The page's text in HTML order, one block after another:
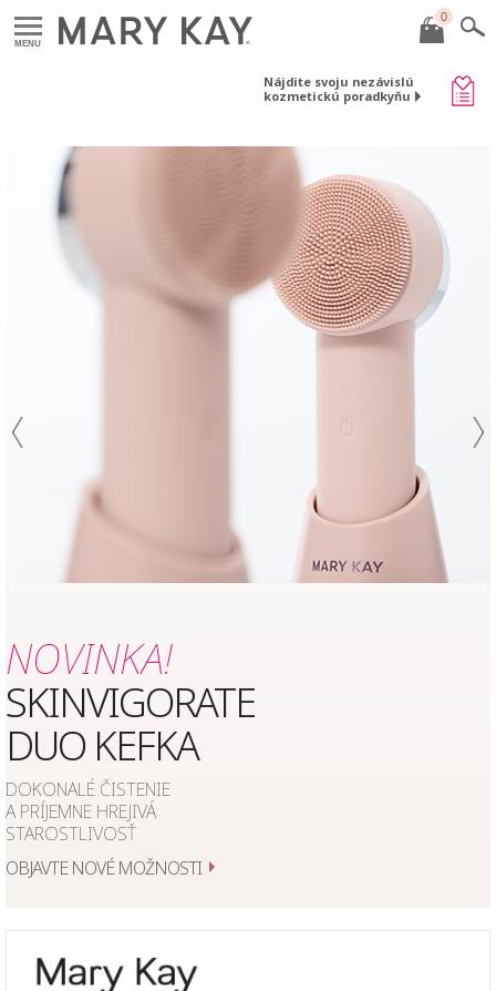
MENU
0
Nájdite svoju nezávislú
kozmetickú poradkyňu
NOVINKA!
SKINVIGORATE
DUO KEFKA
DOKONALÉ ČISTENIE
A PRÍJEMNE HREJIVÁ
STAROSTLIVOSŤ
OBJAVTE NOVÉ MOŽNOSTI